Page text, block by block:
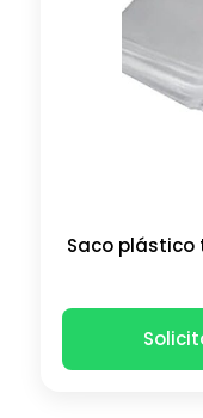
Saco plástico